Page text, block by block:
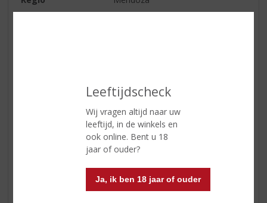
Leeftijdscheck
Wij vragen altijd naar uw
leeftijd, in de winkels en
ook online. Bent u 18
jaar of ouder?
Ja, ik ben 18 jaar of ouder
donkerrood met donkerpaarse
weerschijn
tonen van viooltjes, zwarte
kersen en zoethout